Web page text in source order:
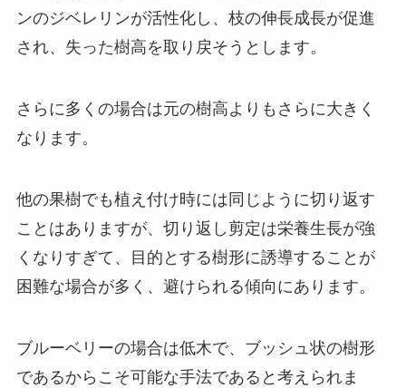
ンのジベレリンが活性化し、枝の伸長成長が促進
され、失った樹高を取り戻そうとします。
さらに多くの場合は元の樹高よりもさらに大きく
なります。
他の果樹でも植え付け時には同じように切り返す
ことはありますが、切り返し剪定は栄養生長が強
くなりすぎて、目的とする樹形に誘導することが
困難な場合が多く、避けられる傾向にあります。
ブルーベリーの場合は低木で、ブッシュ状の樹形
であるからこそ可能な手法であると考えられま